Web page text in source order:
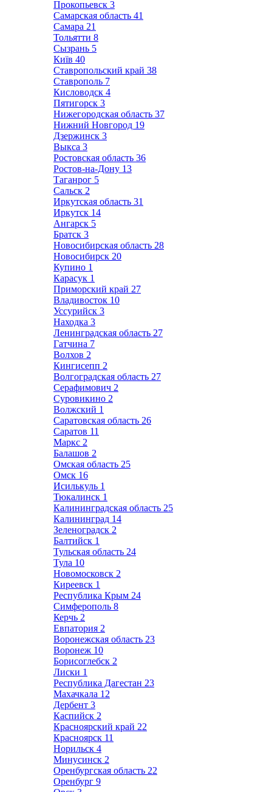
Прокопьевск 3
Самарская область 41
Самара 21
Тольятти 8
Сызрань 5
Київ 40
Ставропольский край 38
Ставрополь 7
Кисловодск 4
Пятигорск 3
Нижегородская область 37
Нижний Новгород 19
Дзержинск 3
Выкса 3
Ростовская область 36
Ростов-на-Дону 13
Таганрог 5
Сальск 2
Иркутская область 31
Иркутск 14
Ангарск 5
Братск 3
Новосибирская область 28
Новосибирск 20
Купино 1
Карасук 1
Приморский край 27
Владивосток 10
Уссурийск 3
Находка 3
Ленинградская область 27
Гатчина 7
Волхов 2
Кингисепп 2
Волгоградская область 27
Серафимович 2
Суровикино 2
Волжский 1
Саратовская область 26
Саратов 11
Маркс 2
Балашов 2
Омская область 25
Омск 16
Исилькуль 1
Тюкалинск 1
Калининградская область 25
Калининград 14
Зеленоградск 2
Балтийск 1
Тульская область 24
Тула 10
Новомосковск 2
Киреевск 1
Республика Крым 24
Симферополь 8
Керчь 2
Евпатория 2
Воронежская область 23
Воронеж 10
Борисоглебск 2
Лиски 1
Республика Дагестан 23
Махачкала 12
Дербент 3
Каспийск 2
Красноярский край 22
Красноярск 11
Норильск 4
Минусинск 2
Оренбургская область 22
Оренбург 9